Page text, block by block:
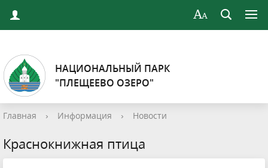
НАЦИОНАЛЬНЫЙ ПАРК
"ПЛЕЩЕЕВО ОЗЕРО"
Главная › Информация › Новости
Краснокнижная птица